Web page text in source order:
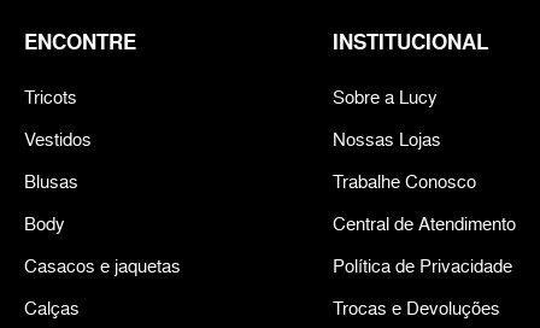
ENCONTRE
Tricots
Vestidos
Blusas
Body
Casacos e jaquetas
Calças
INSTITUCIONAL
Sobre a Lucy
Nossas Lojas
Trabalhe Conosco
Central de Atendimento
Política de Privacidade
Trocas e Devoluções